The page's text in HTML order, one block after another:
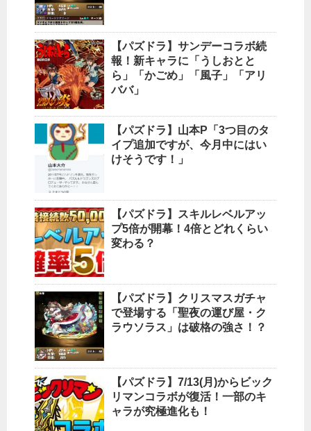
【パズドラ】サンデーコラボ続
報！新キャラに「うしおとと
ら」「かごめ」「風子」「アリ
ババ」
【パズドラ】山本P「3つ目のタ
イプ追加ですが、今月中にはい
けそうです！」
【パズドラ】スキルレベルアッ
プ5倍が開幕！4倍とどれくらい
変わる？
【パズドラ】クリスマスガチャ
で登場する「聖夜の運び屋・ク
ラウソラス」は破格の強さ！？
【パズドラ】7/13(月)からビック
リマンコラボが復活！一部のキ
ャラが究極進化も！